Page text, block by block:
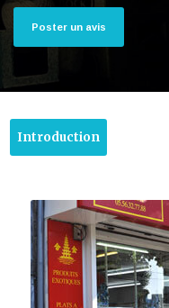
Poster un avis
Introduction